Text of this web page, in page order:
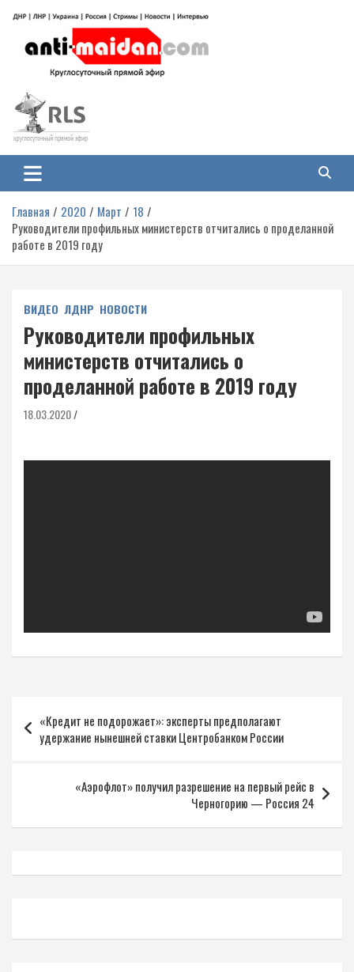
содержимому
Антимайдан: Гражданская война
на Украине
гражданской войне на Украине, включая события в Новороссии, ДНР,
ЛНР и других регионах.
Главная 2020 Март
18
Руководители профильных министерств отчитались о проделанной
работе в 2019 году
ВИДЕО ЛДНР НОВОСТИ
Руководители профильных
министерств отчитались о
проделанной работе в 2019 году
18.03.2020
по
записям
«Кредит не подорожает»: эксперты предполагают
удержание нынешней ставки Центробанком России
«Аэрофлот» получил разрешение на первый рейс в
Черногорию — Россия 24